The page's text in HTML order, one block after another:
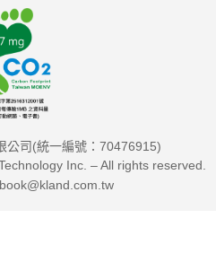
公司(統一編號：70476915)
Inc. – All rights reserved.